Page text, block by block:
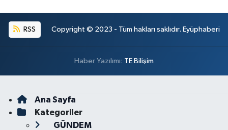
RSS Copyright © 2023 - Tüm hakları saklıdır. Eyüphaberi
Haber Yazılımı: TE Bilişim
Ana Sayfa
Kategoriler
GÜNDEM